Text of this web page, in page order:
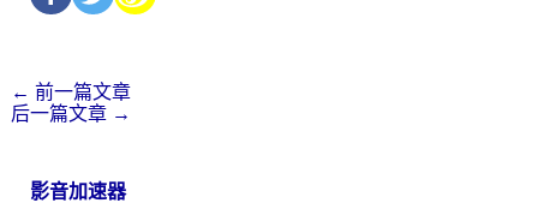
← 前一篇文章
后一篇文章 →
影音加速器